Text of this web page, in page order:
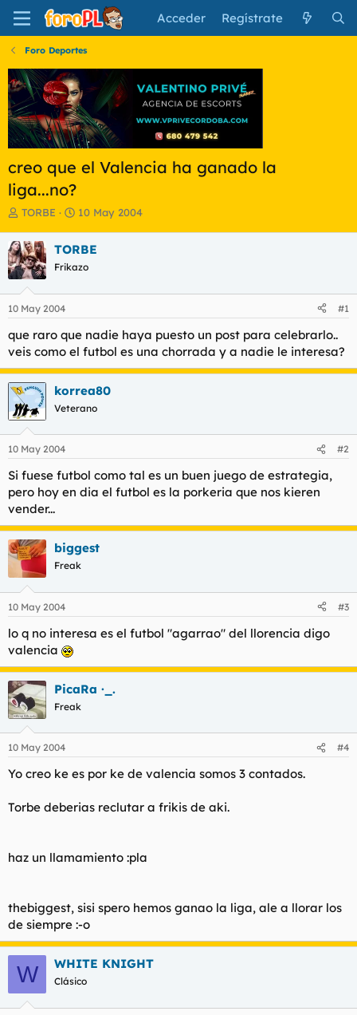
Acceder Regístrate
Foro Deportes
creo que el Valencia ha ganado la
liga...no?
I
i
c
i
a
d
o
d
e
l
t
e
m
a
TORBE
F
h
a
e
i
c
i
10 May 2004
TORBE
Frikazo
10 May 2004 #1
que raro que nadie haya puesto un post para celebrarlo..
veis como el futbol es una chorrada y a nadie le interesa?
korrea80
Veterano
10 May 2004 #2
Si fuese futbol como tal es un buen juego de estrategia,
pero hoy en dia el futbol es la porkeria que nos kieren
vender...
biggest
Freak
10 May 2004 #3
lo q no interesa es el futbol "agarrao" del llorencia digo
valencia
PicaRa ·_.
Freak
10 May 2004 #4
Yo creo ke es por ke de valencia somos 3 contados.
Torbe deberias reclutar a frikis de aki.
haz un llamamiento :pla
thebiggest, sisi spero hemos ganao la liga, ale a llorar los
de siempre :-o
W WHITE KNIGHT
Clásico